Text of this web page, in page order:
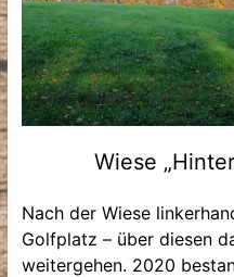
Wiese
Nach der Wiese
Golfplatz – über diesen
weitergehen. 2020